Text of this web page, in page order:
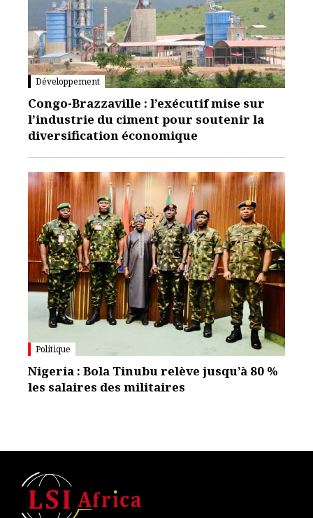
Développement
Congo-Brazzaville : l’exécutif mise sur
l’industrie du ciment pour soutenir la
diversification économique
Politique
Nigeria : Bola Tinubu relève jusqu’à 80 %
les salaires des militaires